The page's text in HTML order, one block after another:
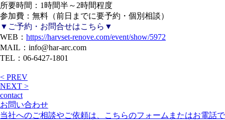
所要時間：1時間半～2時間程度
参加費：無料（前日までに要予約・個別相談）
▼ご予約・お問合せはこちら▼
WEB： https://harvset-renove.com/event/show/5972
MAIL：info@har-arc.com
TEL：06-6427-1801
< PREV
NEXT >
contact
お問い合わせ
当社へのご相談やご依頼は、こちらのフォームまたはお電話で